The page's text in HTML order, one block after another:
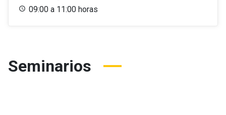
09:00 a 11:00 horas
Seminarios